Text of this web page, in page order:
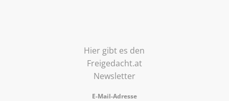
Hier gibt es den
Freigedacht.at
Newsletter
E-Mail-Adresse